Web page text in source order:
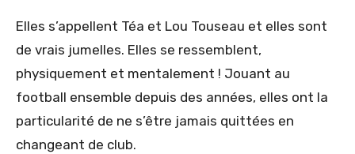
Elles s’appellent Téa et Lou Touseau et elles sont
de vrais jumelles. Elles se ressemblent,
physiquement et mentalement ! Jouant au
football ensemble depuis des années, elles ont la
particularité de ne s’être jamais quittées en
changeant de club.